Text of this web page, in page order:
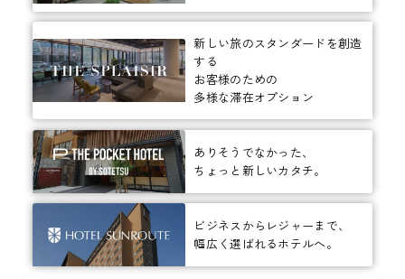
新しい旅のスタンダードを創造
する
お客様のための
多様な滞在オプション
ありそうでなかった、
ちょっと新しいカタチ。
ビジネスからレジャーまで、
幅広く選ばれるホテルへ。